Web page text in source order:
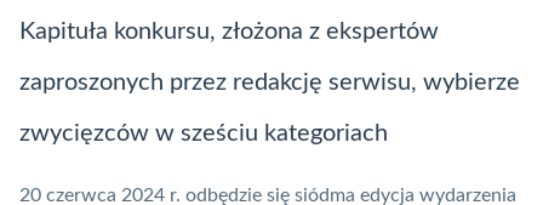
Kapituła konkursu, złożona z ekspertów
zaproszonych przez redakcję serwisu, wybierze
zwycięzców w sześciu kategoriach
20 czerwca 2024 r. odbędzie się siódma edycja wydarzenia